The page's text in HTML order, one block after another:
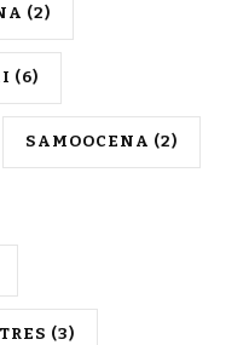
(2)
(6)
SAMOOCENA (2)
(3)